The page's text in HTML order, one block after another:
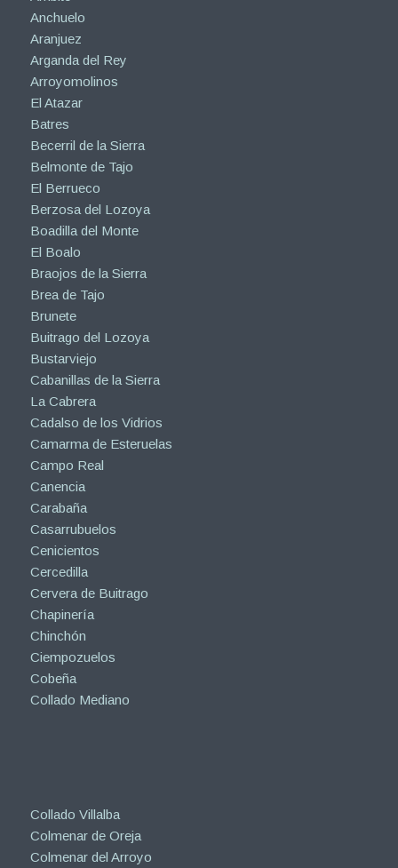
Anchuelo
Aranjuez
Arganda del Rey
Arroyomolinos
El Atazar
Batres
Becerril de la Sierra
Belmonte de Tajo
El Berrueco
Berzosa del Lozoya
Boadilla del Monte
El Boalo
Braojos de la Sierra
Brea de Tajo
Brunete
Buitrago del Lozoya
Bustarviejo
Cabanillas de la Sierra
La Cabrera
Cadalso de los Vidrios
Camarma de Esteruelas
Campo Real
Canencia
Carabaña
Casarrubuelos
Cenicientos
Cercedilla
Cervera de Buitrago
Chapinería
Chinchón
Ciempozuelos
Cobeña
Collado Mediano
Collado Villalba
Colmenar de Oreja
Colmenar del Arroyo